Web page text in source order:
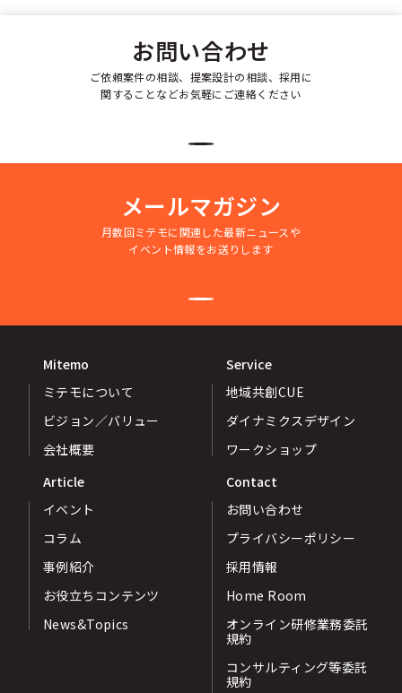
お問い合わせ
ご依頼案件の相談、提案設計の相談、採用に
関することなどお気軽にご連絡ください
メールマガジン
月数回ミテモに関連した最新ニュースや
イベント情報をお送りします
Mitemo
ミテモについて
ビジョン／バリュー
会社概要
Service
地域共創CUE
ダイナミクスデザイン
ワークショップ
Article
イベント
コラム
事例紹介
お役立ちコンテンツ
News&Topics
Contact
お問い合わせ
プライバシーポリシー
採用情報
Home Room
オンライン研修業務委託
規約
コンサルティング等委託
規約